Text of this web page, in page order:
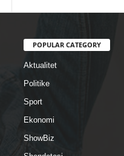
POPULAR CATEGORY
Aktualitet
Politike
Sport
Ekonomi
ShowBiz